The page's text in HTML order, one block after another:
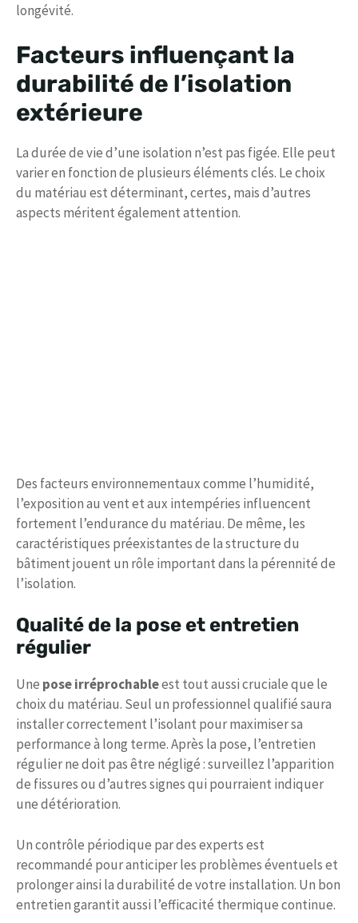
longévité.
Facteurs influençant la
durabilité de l’isolation
extérieure
La durée de vie d’une isolation n’est pas figée. Elle peut
varier en fonction de plusieurs éléments clés. Le choix
du matériau est déterminant, certes, mais d’autres
aspects méritent également attention.
Des facteurs environnementaux comme l’humidité,
l’exposition au vent et aux intempéries influencent
fortement l’endurance du matériau. De même, les
caractéristiques préexistantes de la structure du
bâtiment jouent un rôle important dans la pérennité de
l’isolation.
Qualité de la pose et entretien
régulier
Une pose irréprochableest tout aussi cruciale que le
choix du matériau. Seul un professionnel qualifié saura
installer correctement l’isolant pour maximiser sa
performance à long terme. Après la pose, l’entretien
régulier ne doit pas être négligé : surveillez l’apparition
de fissures ou d’autres signes qui pourraient indiquer
une détérioration.
Un contrôle périodique par des experts est
recommandé pour anticiper les problèmes éventuels et
prolonger ainsi la durabilité de votre installation. Un bon
entretien garantit aussi l’efficacité thermique continue.